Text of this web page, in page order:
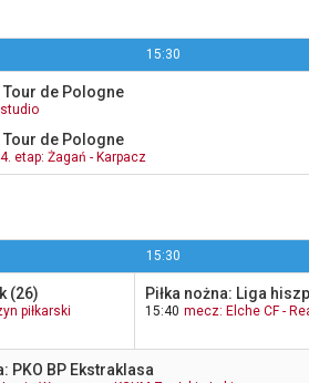
15:30
de Pologne
studio
de Pologne
4. etap: Żagań - Karpacz
15:30
(26)
piłkarski
Piłka nożna: Liga
15:40 mecz: Elche CF -
PKO BP Ekstraklasa